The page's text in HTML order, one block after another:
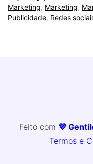
Marketing, Marketing,
Publicidade, Redes
Feito com 💜
Termos e